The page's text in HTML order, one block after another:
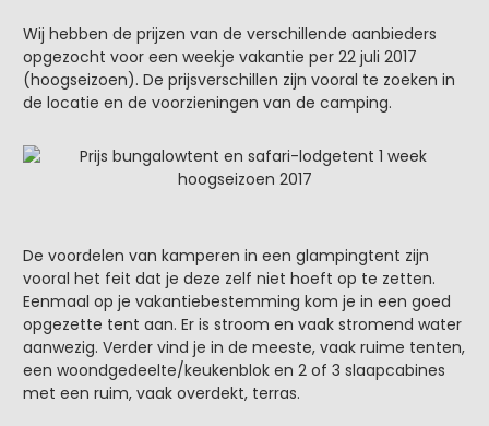
Wij hebben de prijzen van de verschillende aanbieders
opgezocht voor een weekje vakantie per 22 juli 2017
(hoogseizoen). De prijsverschillen zijn vooral te zoeken in
de locatie en de voorzieningen van de camping.
De voordelen van kamperen in een glampingtent zijn
vooral het feit dat je deze zelf niet hoeft op te zetten.
Eenmaal op je vakantiebestemming kom je in een goed
opgezette tent aan. Er is stroom en vaak stromend water
aanwezig. Verder vind je in de meeste, vaak ruime tenten,
een woondgedeelte/keukenblok en 2 of 3 slaapcabines
met een ruim, vaak overdekt, terras.